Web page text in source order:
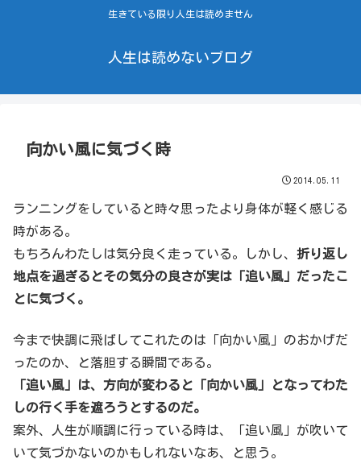
生きている限り人生は読めません
人生は読めないブログ
向かい風に気づく時
2014.05.11
ランニングをしていると時々思ったより身体が軽く感じる
時がある。
もちろんわたしは気分良く走っている。しかし、 折り返し
地点を過ぎるとその気分の良さが実は「追い風」だったこ
とに気づく。
今まで快調に飛ばしてこれたのは「向かい風」のおかげだ
ったのか、と落胆する瞬間である。
「追い風」は、方向が変わると「向かい風」となってわた
しの行く手を遮ろうとするのだ。
案外、人生が順調に行っている時は、「追い風」が吹いて
いて気づかないのかもしれないなあ、と思う。